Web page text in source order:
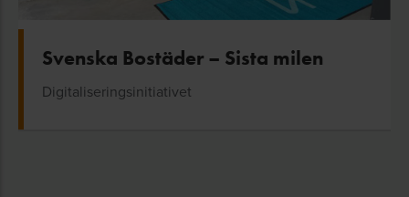
Svenska Bostäder – Sista milen
Digitaliseringsinitiativet